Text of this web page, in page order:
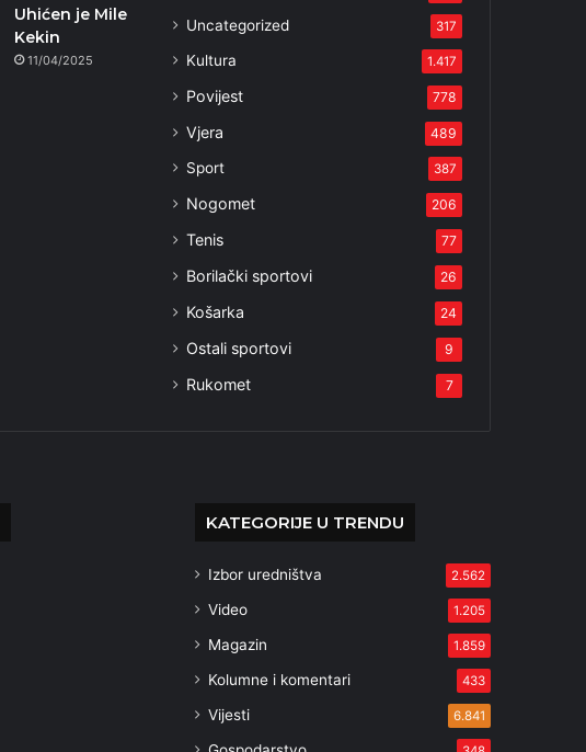
Uhićen je Mile
Kekin
11/04/2025
Uncategorized 317
Kultura 1.417
Povijest 778
Vjera 489
Sport 387
Nogomet 206
Tenis 77
Borilački sportovi 26
Košarka 24
Ostali sportovi 9
Rukomet 7
KATEGORIJE U TRENDU
Izbor uredništva 2.562
Video 1.205
Magazin 1.859
Kolumne i komentari 433
Vijesti 6.841